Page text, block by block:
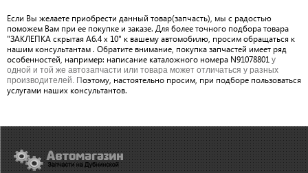
Если Вы желаете приобрести данный товар(запчасть), мы с радостью
поможем Вам при ее покупке и заказе. Для более точного подбора товара
"ЗАКЛЕПКА скрытая A6.4 x 10" к вашему автомобилю, просим обращаться к
нашим консультантам . Обратите внимание, покупка запчастей имеет ряд
особенностей, например: написание каталожного номера N91078801 у
одной и той же автозапчасти или товара может отличаться у разных
производителей. Поэтому, настоятельно просим, при подборе пользоваться
услугами наших консультантов.